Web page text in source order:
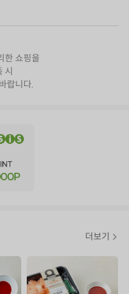
한 쇼핑을
시
랍니다.
더보기